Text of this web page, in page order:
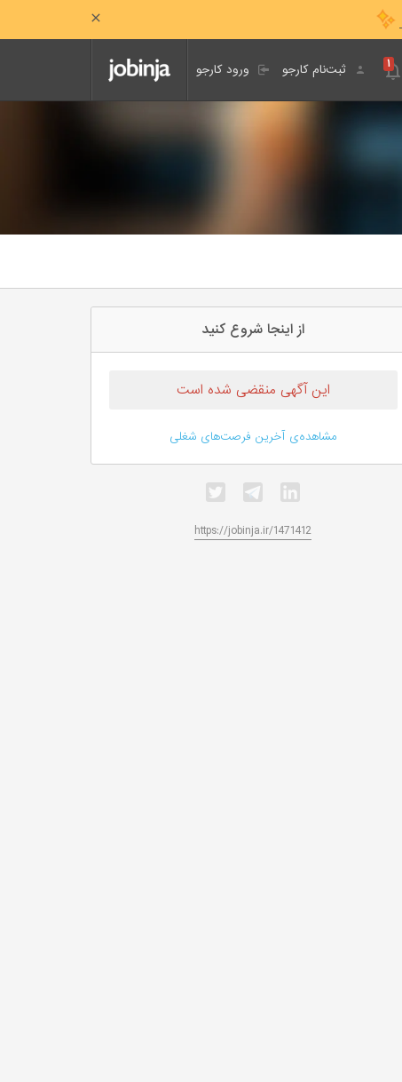
ورود کارجو ثبت‌نام کارجو ۱
از اینجا شروع کنید
این آگهی منقضی شده است
مشاهده‌ی آخرین فرصت‌های شغلی
https://jobinja.ir/1471412